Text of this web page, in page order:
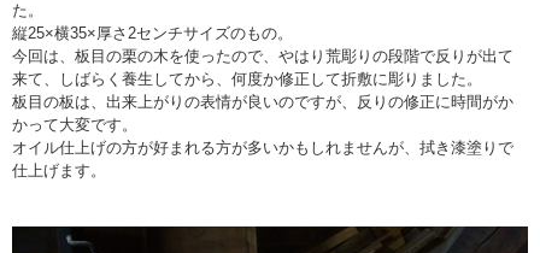
た。
縦25×横35×厚さ2センチサイズのもの。
今回は、板目の栗の木を使ったので、やはり荒彫りの段階で反りが出て
来て、しばらく養生してから、何度か修正して折敷に彫りました。
板目の板は、出来上がりの表情が良いのですが、反りの修正に時間がか
かって大変です。
オイル仕上げの方が好まれる方が多いかもしれませんが、拭き漆塗りで
仕上げます。